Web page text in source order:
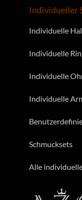
Individueller
Individuelle
Individuelle
Individuelle
Individuelle
Schmucksets
Alle